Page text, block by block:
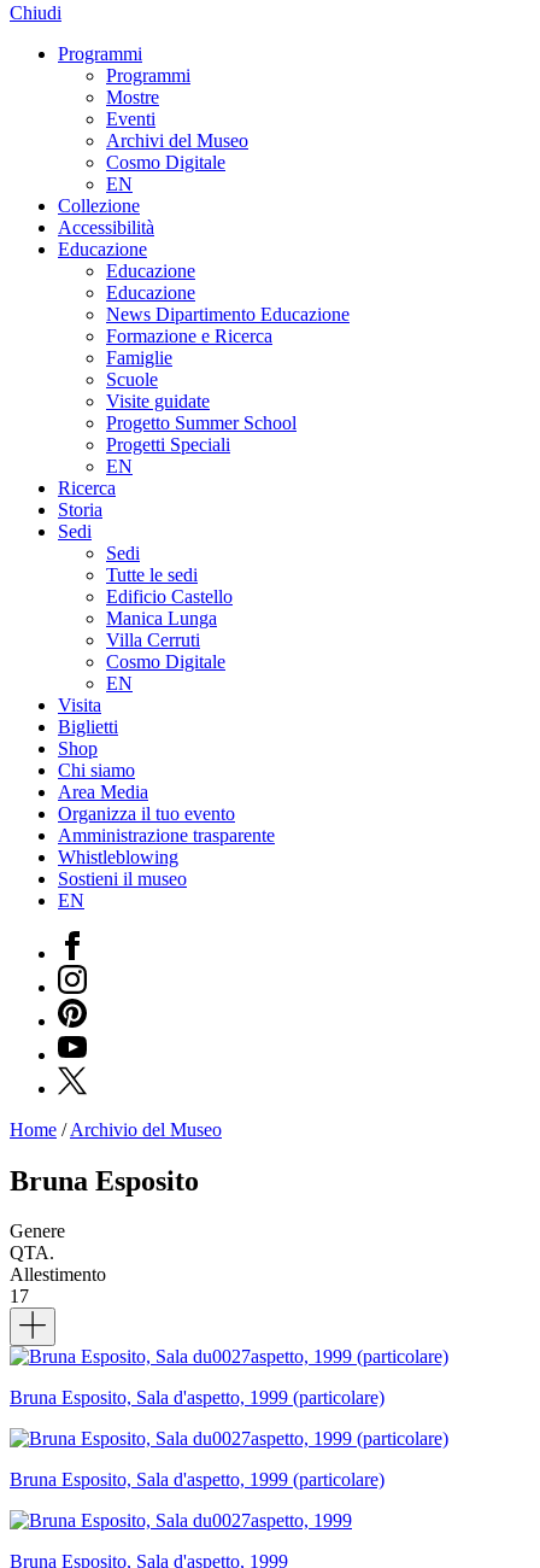
Chiudi
Programmi
Programmi
Mostre
Eventi
Archivi del Museo
Cosmo Digitale
EN
Collezione
Accessibilità
Educazione
Educazione
Educazione
News Dipartimento Educazione
Formazione e Ricerca
Famiglie
Scuole
Visite guidate
Progetto Summer School
Progetti Speciali
EN
Ricerca
Storia
Sedi
Sedi
Tutte le sedi
Edificio Castello
Manica Lunga
Villa Cerruti
Cosmo Digitale
EN
Visita
Biglietti
Shop
Chi siamo
Area Media
Organizza il tuo evento
Amministrazione trasparente
Whistleblowing
Sostieni il museo
EN
Facebook
Instagram
Pinterest
YouTube
X
Mostre
Eventi
Cosmo
Accessibilità
Educazione
Educazione
News
Dipartimento
Educazione
Formazione
e
Famiglie
Home /Archivio del Museo
Bruna Esposito
Genere
QTA.
Allestimento
17
Bruna Esposito, Sala d'aspetto, 1999 (particolare)
Bruna Esposito, Sala d'aspetto, 1999 (particolare)
Bruna Esposito, Sala d'aspetto, 1999